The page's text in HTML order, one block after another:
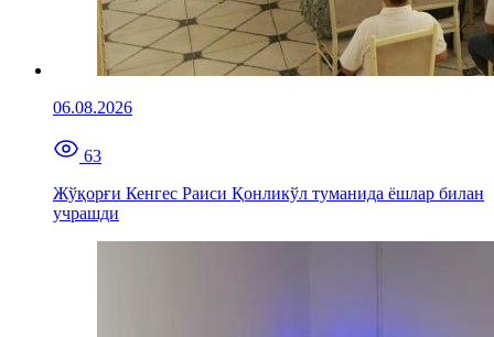
06.08.2026
63
Жўқорғи Кенгес Раиси Қонликўл туманида ёшлар билан
учрашди